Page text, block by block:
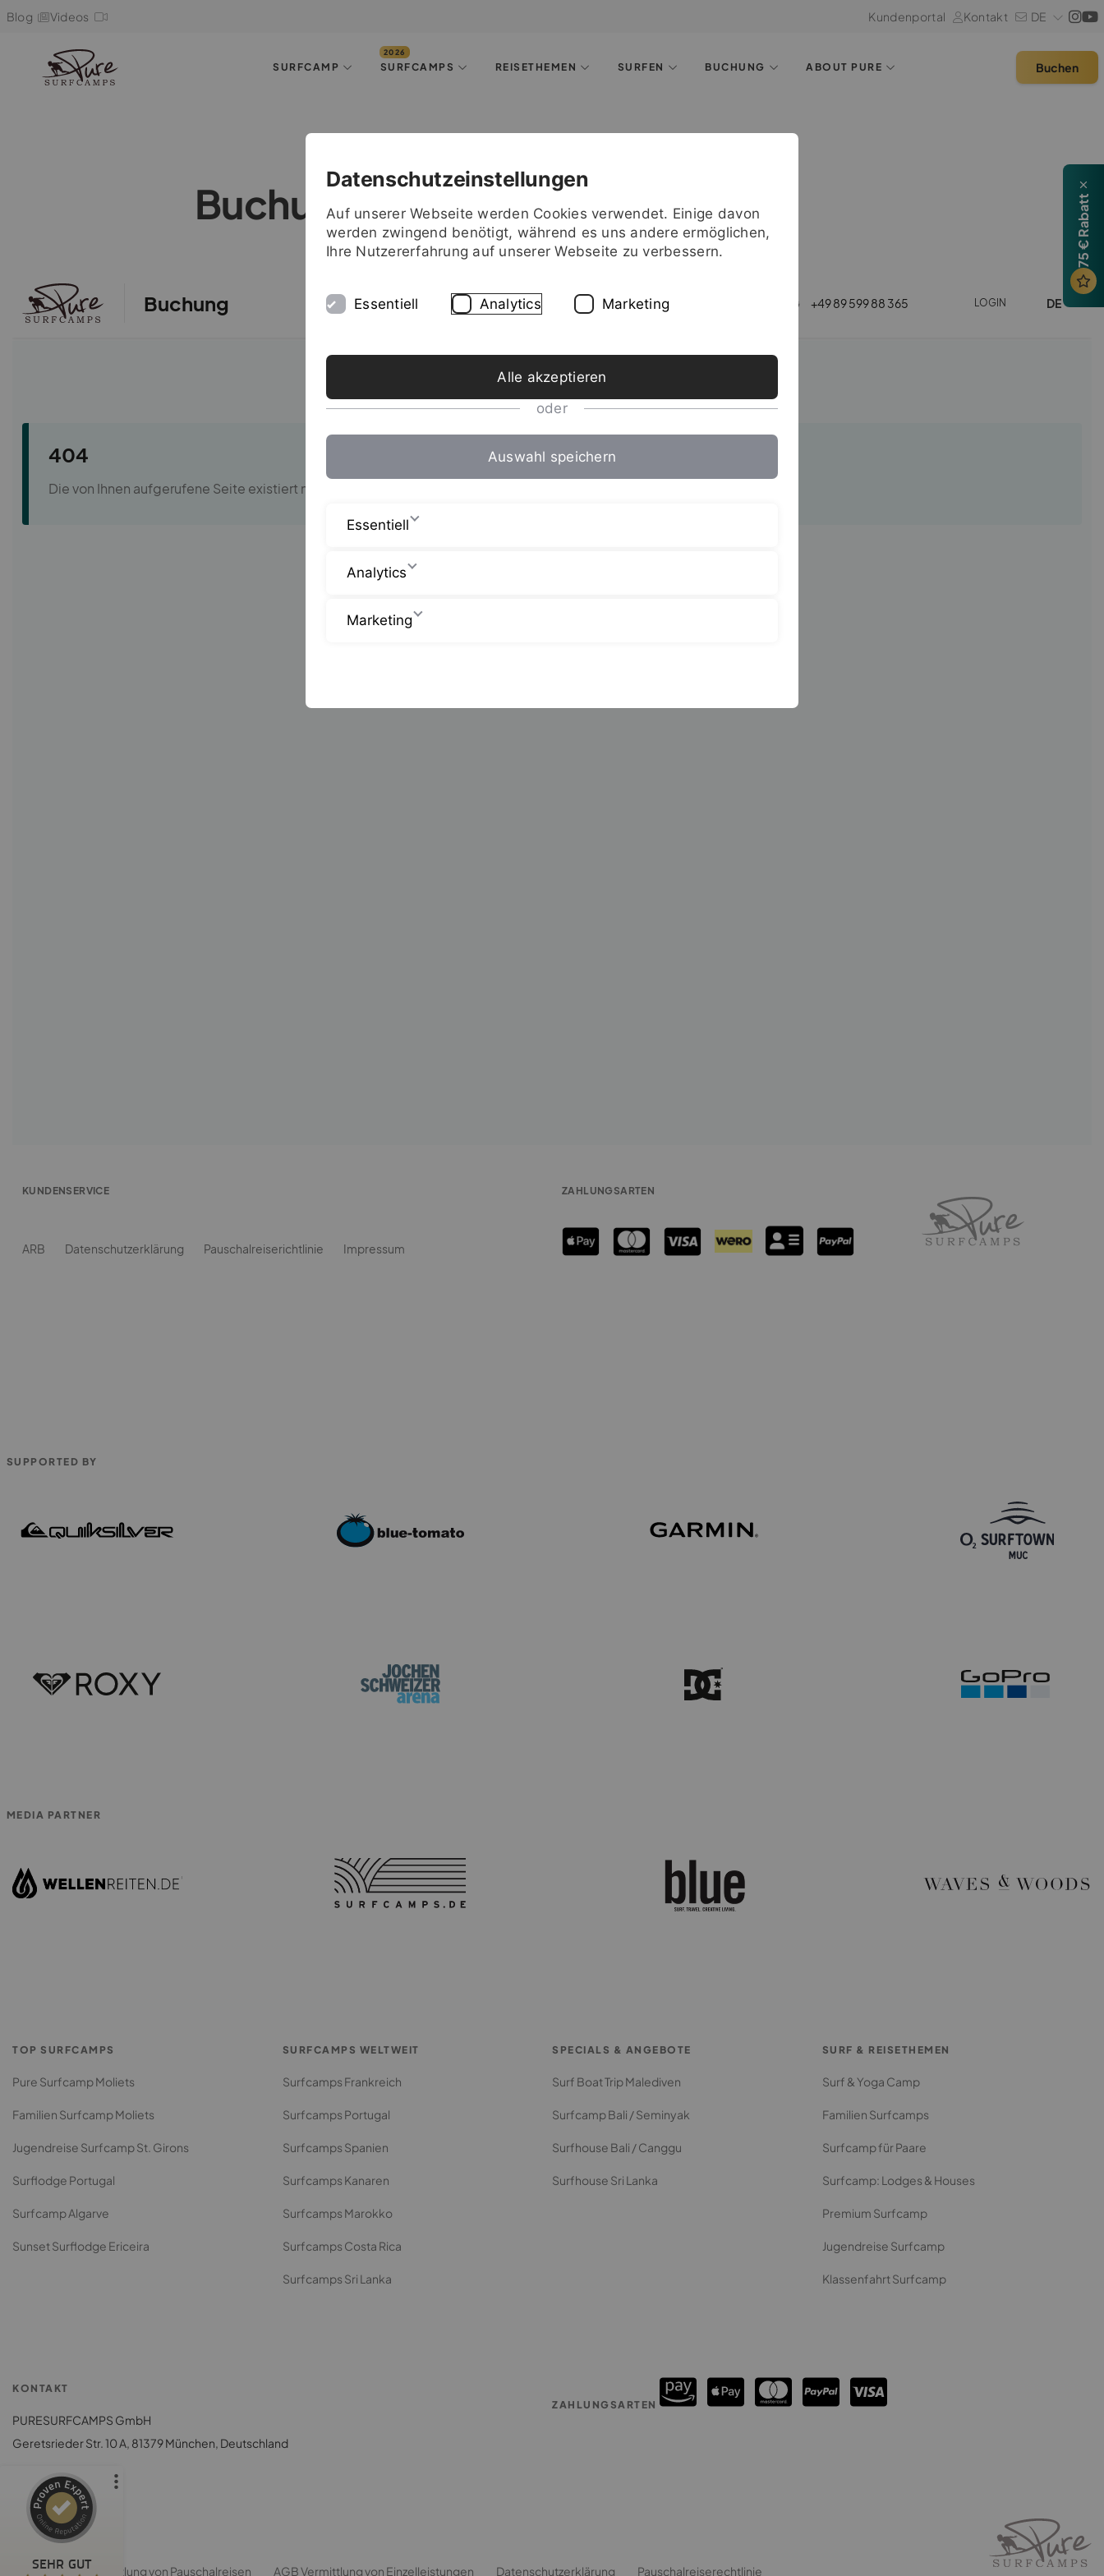
Blog Videos Kundenportal Kontakt DE
SURFCAMP SURFCAMPS REISETHEMEN SURFEN BUCHUNG ABOUT PURE Buchen
75 € Rabatt
Buchung
SUPPORTED BY
MEDIA PARTNER
TOP SURFCAMPS
Pure Surfcamp Moliets
Familien Surfcamp Moliets
Jugendreise Surfcamp St. Girons
Surflodge Portugal
Surfcamp Algarve
Sunset Surflodge Ericeira
SURFCAMPS WELTWEIT
Surfcamps Frankreich
Surfcamps Portugal
Surfcamps Spanien
Surfcamps Kanaren
Surfcamps Marokko
Surfcamps Costa Rica
Surfcamps Sri Lanka
SPECIALS & ANGEBOTE
Surf Boat Trip Malediven
Surfcamp Bali / Seminyak
Surfhouse Bali / Canggu
Surfhouse Sri Lanka
SURF & REISETHEMEN
Surf & Yoga Camp
Familien Surfcamps
Surfcamp für Paare
Surfcamp: Lodges & Houses
Premium Surfcamp
Jugendreise Surfcamp
Klassenfahrt Surfcamp
KONTAKT
PURESURFCAMPS GmbH
Geretsrieder Str. 10 A, 81379 München, Deutschland
ZAHLUNGSARTEN
KUNDENSERVICE
ARB AGB Vermittlung von Pauschalreisen AGB Vermittlung von Einzelleistungen Datenschutzerklärung Pauschalreiserechtlinie
Datenschutzeinstellungen
Auf unserer Webseite werden Cookies verwendet. Einige davon
werden zwingend benötigt, während es uns andere ermöglichen,
Ihre Nutzererfahrung auf unserer Webseite zu verbessern.
Essentiell Analytics Marketing
Alle akzeptieren
oder
Auswahl speichern
Essentiell
Analytics
Marketing
SEHR GUT
Puresurfcamps - finde das beste Surfcamp
Empfehlungen auf
ProvenExpert.com
SEHR GUT
2.092
Bewertungen von
anderen Quellen
Blick aufs ProvenExpert-Profil werfen